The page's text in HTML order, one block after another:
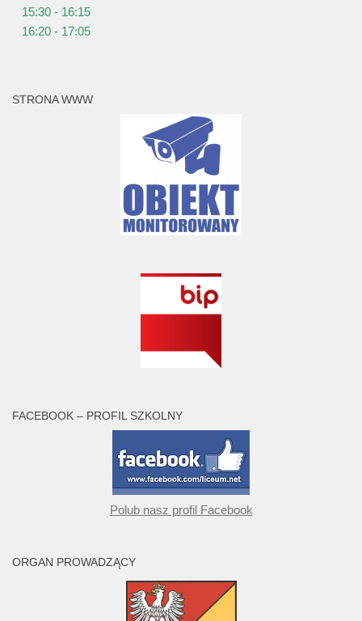
15:30 - 16:15
16:20 - 17:05
STRONA WWW
FACEBOOK – PROFIL SZKOLNY
Polub nasz profil Facebook
ORGAN PROWADZĄCY